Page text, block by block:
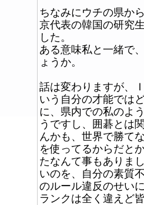
ちなみにウチの県か
京代表の韓国の研究
した。
ある意味私と一緒で
ょうか。
話は変わりますが、
いう自分の才能では
に、県内での私のよ
うですし、囲碁とは
んかも、世界で勝て
を使ってるからだと
たなんて事もありま
いのを、自分の素質
のルール違反のせい
ランクは全く違えど